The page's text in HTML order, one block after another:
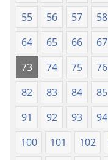
55
56 57 58
64
65 66 67
73
74 75 76
82
83 84 85
91
92 93 94
100
101 102